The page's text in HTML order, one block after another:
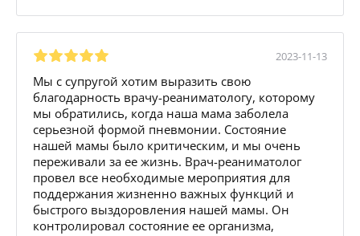
2023-11-13
Мы с супругой хотим выразить свою
благодарность врачу-реаниматологу, которому
мы обратились, когда наша мама заболела
серьезной формой пневмонии. Состояние
нашей мамы было критическим, и мы очень
переживали за ее жизнь. Врач-реаниматолог
провел все необходимые мероприятия для
поддержания жизненно важных функций и
быстрого выздоровления нашей мамы. Он
контролировал состояние ее организма,